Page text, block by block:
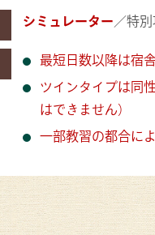
シミュレーター／特
最短日数以降は宿
ツインタイプは同
はできません）
一部教習の都合に